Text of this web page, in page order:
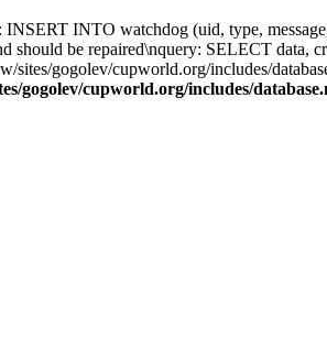
INTO watchdog (uid, type,
be repaired\nquery: SELECT data,
gogolev/cupworld.org/includes/
gogolev/cupworld.org/includes/